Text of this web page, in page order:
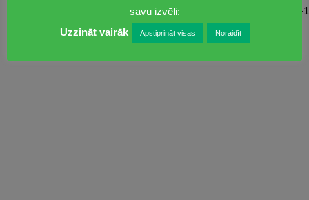
08:00-17:00 08:00-
savu izvēli:
Uzzināt vairāk
Apstiprināt visas Noraidīt